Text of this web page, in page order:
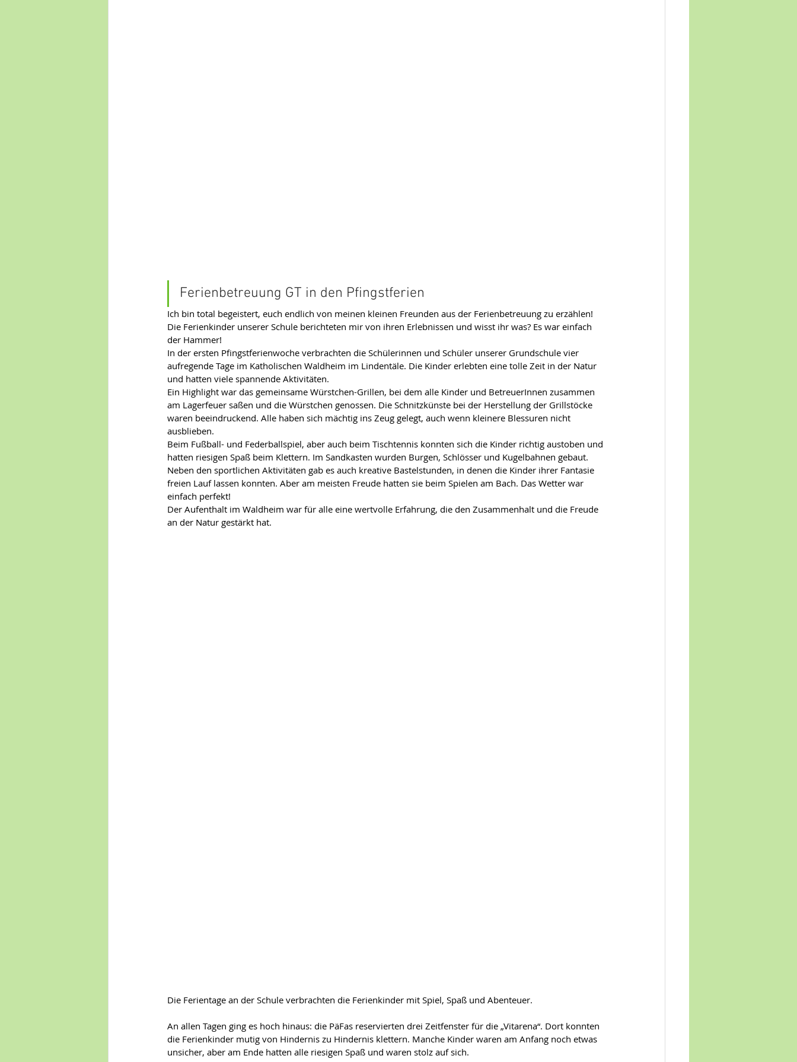
Ferienbetreuung GT in den Pfingstferien
Ich bin total begeistert, euch endlich von meinen kleinen Freunden aus der Ferienbetreuung zu erzählen!
Die Ferienkinder unserer Schule berichteten mir von ihren Erlebnissen und wisst ihr was? Es war einfach
der Hammer!
In der ersten Pfingstferienwoche verbrachten die Schülerinnen und Schüler unserer Grundschule vier
aufregende Tage im Katholischen Waldheim im Lindentäle. Die Kinder erlebten eine tolle Zeit in der Natur
und hatten viele spannende Aktivitäten.
Ein Highlight war das gemeinsame Würstchen-Grillen, bei dem alle Kinder und BetreuerInnen zusammen
am Lagerfeuer saßen und die Würstchen genossen. Die Schnitzkünste bei der Herstellung der Grillstöcke
waren beeindruckend. Alle haben sich mächtig ins Zeug gelegt, auch wenn kleinere Blessuren nicht
ausblieben.
Beim Fußball- und Federballspiel, aber auch beim Tischtennis konnten sich die Kinder richtig austoben und
hatten riesigen Spaß beim Klettern. Im Sandkasten wurden Burgen, Schlösser und Kugelbahnen gebaut.
Neben den sportlichen Aktivitäten gab es auch kreative Bastelstunden, in denen die Kinder ihrer Fantasie
freien Lauf lassen konnten. Aber am meisten Freude hatten sie beim Spielen am Bach. Das Wetter war
einfach perfekt!
Der Aufenthalt im Waldheim war für alle eine wertvolle Erfahrung, die den Zusammenhalt und die Freude
an der Natur gestärkt hat.
Die Ferientage an der Schule verbrachten die Ferienkinder mit Spiel, Spaß und Abenteuer.
An allen Tagen ging es hoch hinaus: die PäFas reservierten drei Zeitfenster für die „Vitarena“. Dort konnten
die Ferienkinder mutig von Hindernis zu Hindernis klettern. Manche Kinder waren am Anfang noch etwas
unsicher, aber am Ende hatten alle riesigen Spaß und waren stolz auf sich.